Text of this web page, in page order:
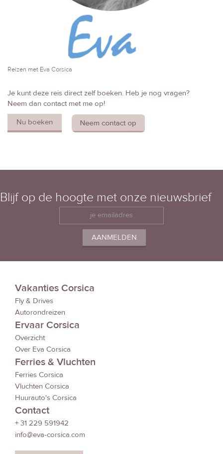
Reizen met Eva Corsica
Je kunt deze reis direct zelf boeken. Heb je nog vragen?
Neem dan contact met me op!
Nu boeken
Blijf op de hoogte met onze nieuwsbrief
Vakanties Corsica
Fly & Drives
Autorondreizen
Ervaar Corsica
Overzicht
Over Eva Corsica
Ferries & Vluchten
Ferries Corsica
Vluchten Corsica
Huurauto's Corsica
Contact
+ 31 229 591942
info@eva-corsica.com